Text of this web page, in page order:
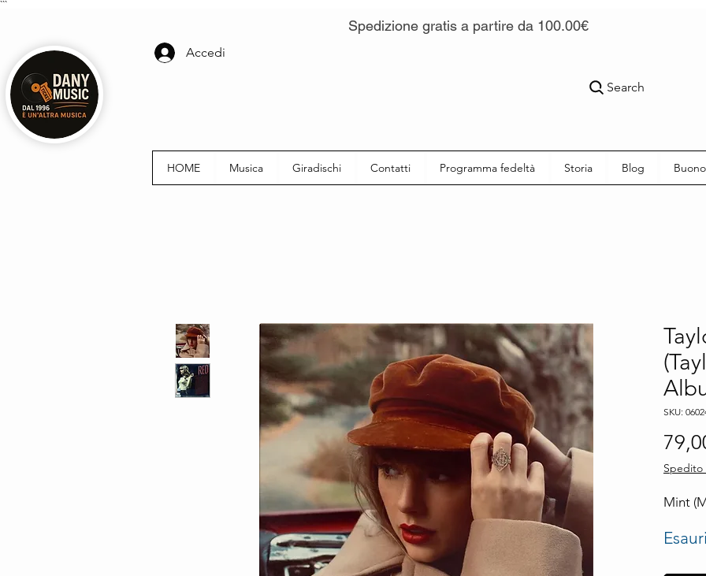
```
Spedizione gratis a partire da 100.00€
Accedi
Search
HOME Musica Giradischi Contatti Programma fedeltà Storia Blog
SKU:
Spedito
Mint